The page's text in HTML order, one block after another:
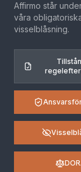
Affirmo står
våra
visselblåsning.